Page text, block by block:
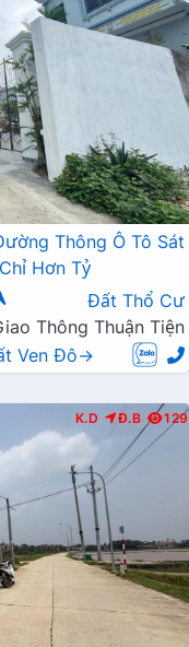
Thông Ô Tô Sát
Hơn Tỷ
Đất Thổ Cư
Thông Thuận Tiện
Ven Đô→
K.D Đ.B 129